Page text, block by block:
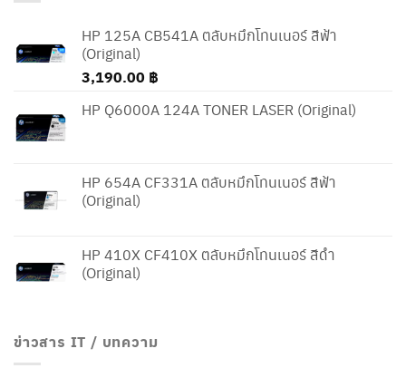
HP 125A CB541A ตลับหมึกโทนเนอร์ สีฟ้า
(Original)
3,190.00 ฿
HP Q6000A 124A TONER LASER (Original)
HP 654A CF331A ตลับหมึกโทนเนอร์ สีฟ้า
(Original)
HP 410X CF410X ตลับหมึกโทนเนอร์ สีดำ
(Original)
ข่าวสาร IT / บทความ